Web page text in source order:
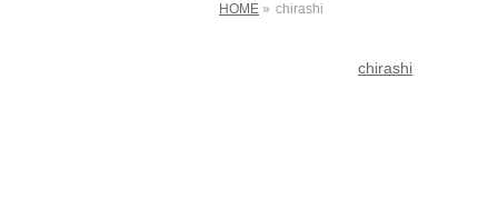
HOME » chirashi
chirashi